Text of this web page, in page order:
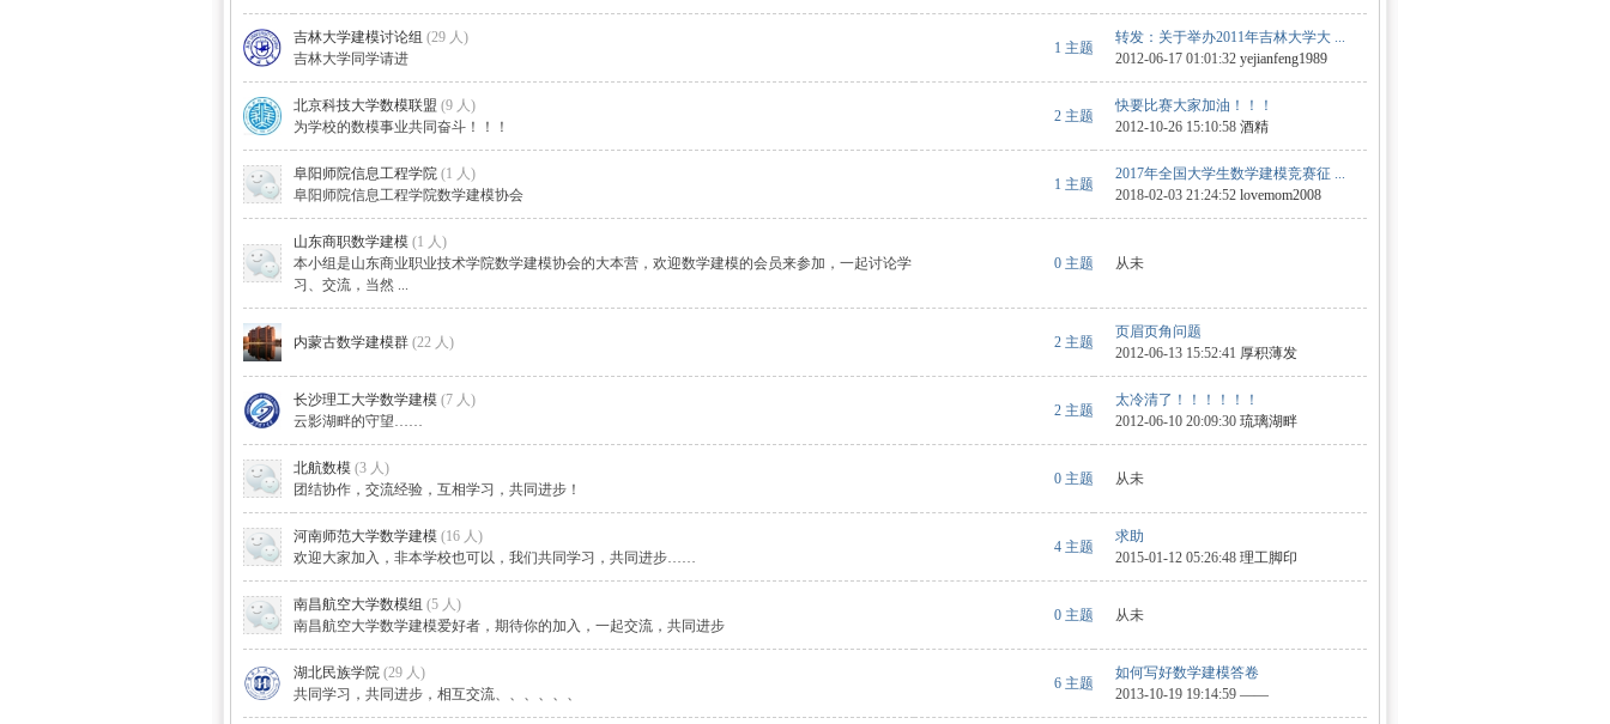
数学
中国
吉林大学建模讨论组 (29 人)
吉林大学同学请进
1 主题
转发：关于举办2011年吉林大学大 ...
2012-06-17 01:01:32 yejianfeng1989
北京科技大学数模联盟 (9 人)
为学校的数模事业共同奋斗！！！
2 主题
快要比赛大家加油！！！
2012-10-26 15:10:58 酒精
阜阳师院信息工程学院 (1 人)
阜阳师院信息工程学院数学建模协会
1 主题
2017年全国大学生数学建模竞赛征 ...
2018-02-03 21:24:52 lovemom2008
山东商职数学建模 (1 人)
本小组是山东商业职业技术学院数学建模协会的大本营，欢迎数学建模的会员来参加，一起讨论学
习、交流，当然 ...
0 主题 从未
内蒙古数学建模群 (22 人) 2 主题
页眉页角问题
2012-06-13 15:52:41 厚积薄发
长沙理工大学数学建模 (7 人)
云影湖畔的守望……
2 主题
太冷清了！！！！！！
2012-06-10 20:09:30 琉璃湖畔
北航数模 (3 人)
团结协作，交流经验，互相学习，共同进步！
0 主题 从未
河南师范大学数学建模 (16 人)
欢迎大家加入，非本学校也可以，我们共同学习，共同进步……
4 主题
求助
2015-01-12 05:26:48 理工脚印
南昌航空大学数模组 (5 人)
南昌航空大学数学建模爱好者，期待你的加入，一起交流，共同进步
0 主题 从未
湖北民族学院 (29 人)
共同学习，共同进步，相互交流、、、、、、
6 主题
如何写好数学建模答卷
2013-10-19 19:14:59 ——